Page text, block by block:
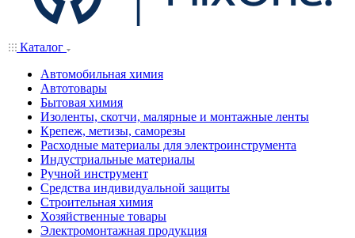
Каталог
Автомобильная химия
Автотовары
Бытовая химия
Изоленты, скотчи, малярные и монтажные ленты
Крепеж, метизы, саморезы
Расходные материалы для электроинструмента
Индустриальные материалы
Ручной инструмент
Средства индивидуальной защиты
Строительная химия
Хозяйственные товары
Электромонтажная продукция